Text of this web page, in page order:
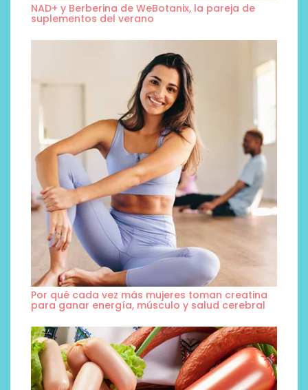
NAD+ y Berberina de WeBotanix, la pareja de
suplementos del verano
Por qué cada vez más mujeres toman creatina
para ganar energía, músculo y salud cerebral